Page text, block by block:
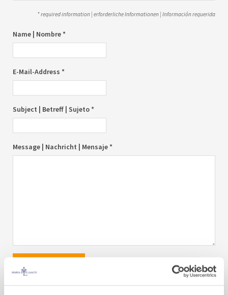
* required information | erforderliche Informationen | Información requerida
Name | Nombre *
E-Mail-Address *
Subject | Betreff | Sujeto *
Message | Nachricht | Mensaje *